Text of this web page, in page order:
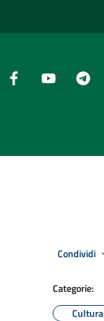
Condividi
Categorie:
Cultura